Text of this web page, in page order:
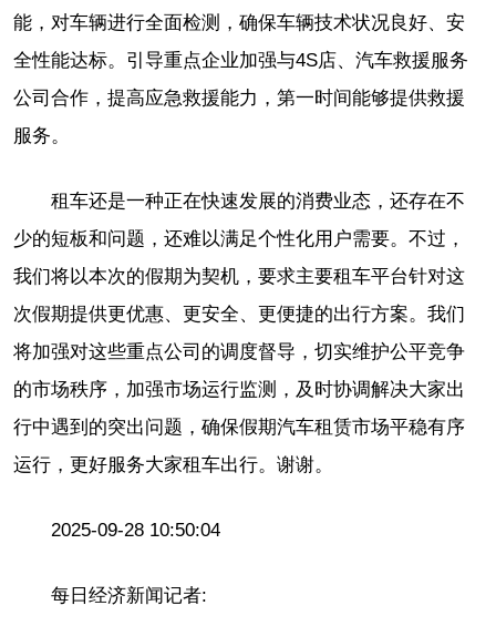
能，对车辆进行全面检测，确保车辆技术状况良好、安
全性能达标。引导重点企业加强与4S店、汽车救援服务
公司合作，提高应急救援能力，第一时间能够提供救援
服务。
租车还是一种正在快速发展的消费业态，还存在不
少的短板和问题，还难以满足个性化用户需要。不过，
我们将以本次的假期为契机，要求主要租车平台针对这
次假期提供更优惠、更安全、更便捷的出行方案。我们
将加强对这些重点公司的调度督导，切实维护公平竞争
的市场秩序，加强市场运行监测，及时协调解决大家出
行中遇到的突出问题，确保假期汽车租赁市场平稳有序
运行，更好服务大家租车出行。谢谢。
2025-09-28 10:50:04
每日经济新闻记者: